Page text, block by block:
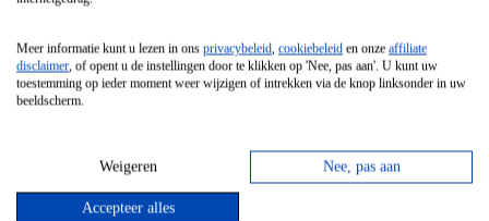
Vrijstaande Magnetron
Vrijstaande Kookplaat
Inbouw Gaskookplaat
Inbouw Keramische Kookplaat
Meer informatie kunt u lezen in ons privacybeleid, cookiebeleid en onze affiliate
disclaimer, of opent u de instellingen door te klikken op 'Nee, pas aan'. U kunt uw
toestemming op ieder moment weer wijzigen of intrekken via de knop linksonder in uw
beeldscherm.
Weigeren Nee, pas aan
Accepteer alles